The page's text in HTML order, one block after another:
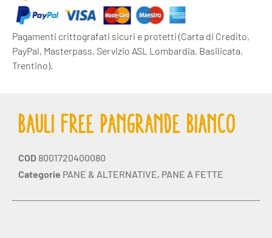
Pagamenti crittografati sicuri e protetti (Carta di Credito,
PayPal, Masterpass, Servizio ASL Lombardia, Basilicata,
Trentino).
BAULI FREE PANGRANDE BIANCO
COD 8001720400080
Categorie PANE & ALTERNATIVE, PANE A FETTE